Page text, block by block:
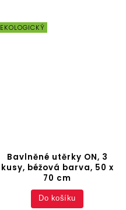
EKOLOGICKÝ
Bavlněné utěrky ON, 3
kusy, béžová barva, 50 x
70 cm
Do košíku